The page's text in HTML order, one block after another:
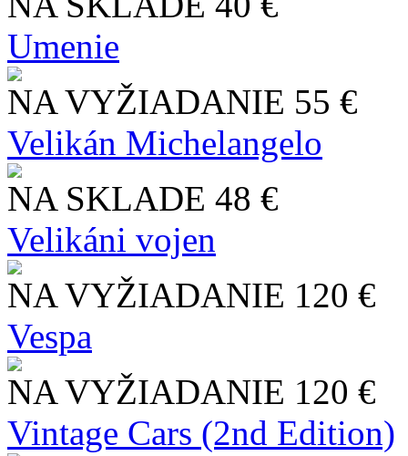
Umenie
NA VYŽIADANIE 55 €
Velikán Michelangelo
NA SKLADE 48 €
Velikáni vojen
NA VYŽIADANIE 120 €
Vespa
NA VYŽIADANIE 120 €
Vintage Cars (2nd Edition)